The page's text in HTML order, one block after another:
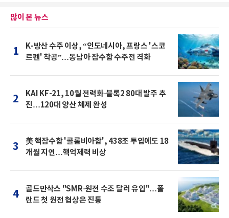
많이 본 뉴스
1
K-방산 수주 이상, “인도네시아, 프랑스 '스코
르펜' 착공”…동남아 잠수함 수주전 격화
2
KAI KF-21, 10월 전력화·블록2 80대 발주 추
진…120대 양산 체제 완성
3
美 핵잠수함 '콜롬비아함', 438조 투입에도 18
개월 지연…핵억제력 비상
4
골드만삭스 "SMR·원전 수조 달러 유입"…폴
란드 첫 원전 협상은 진통